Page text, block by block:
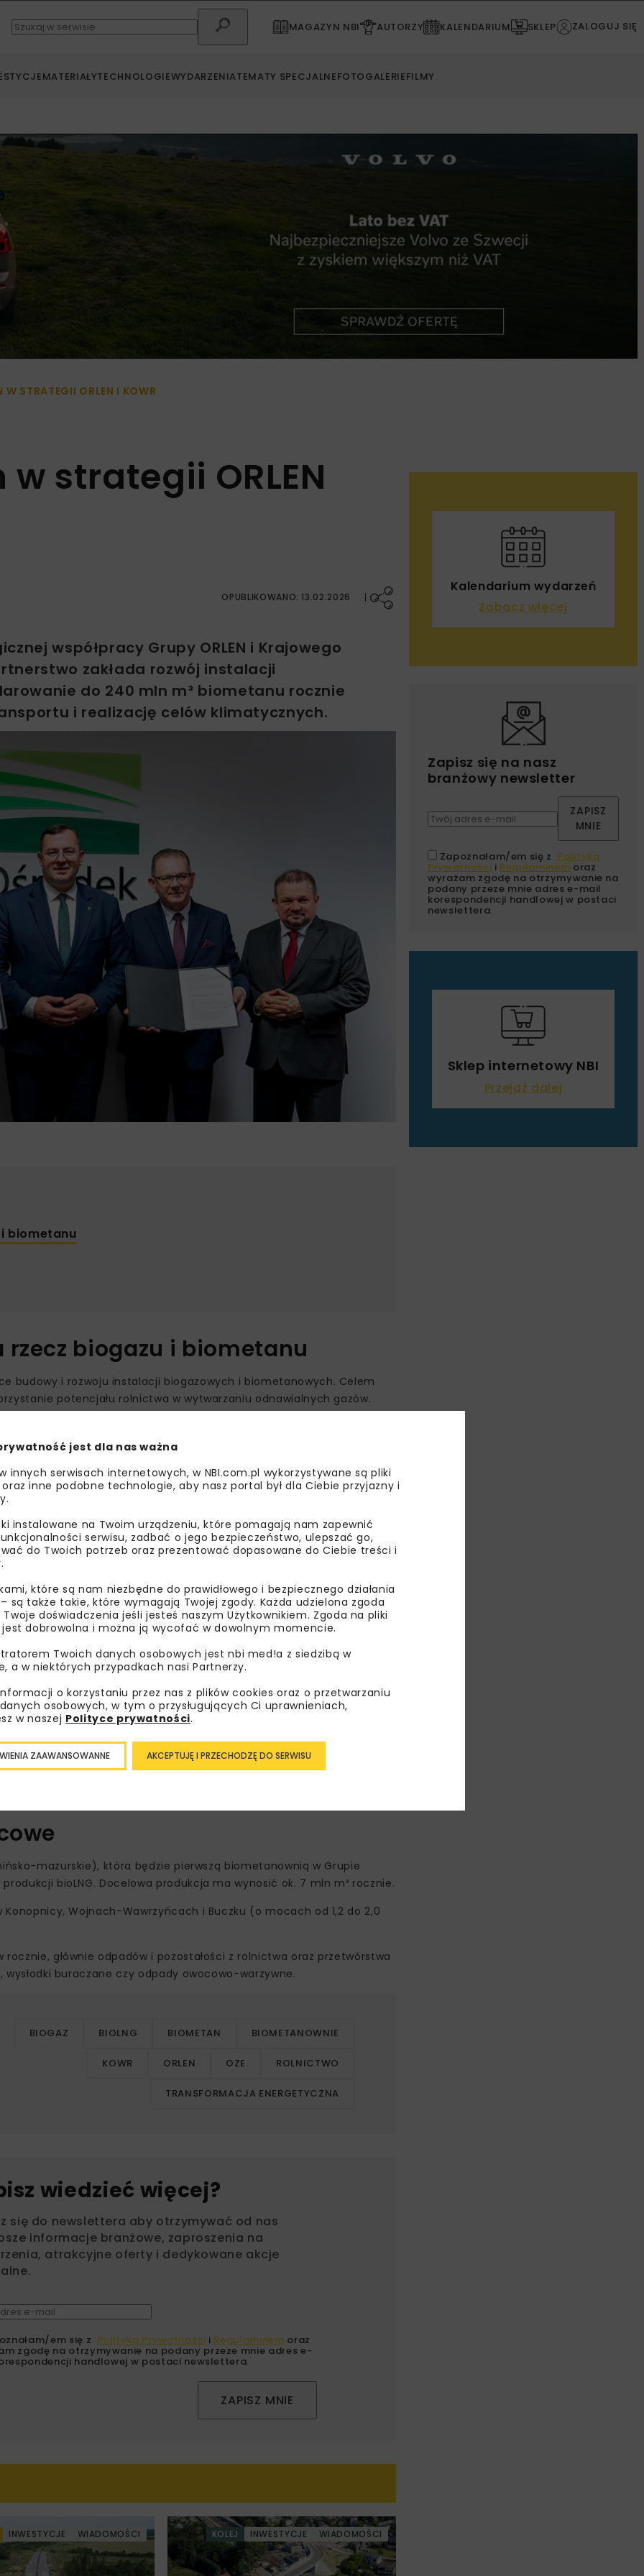
MAGAZYN NBI AUTORZY KALENDARIUM SKLEP ZALOGUJ SIĘ
MATERIAŁYTECHNOLOGIEWYDARZENIATEMATY SPECJALNEFOTOGALERIEFILMY
STRATEGII ORLEN I KOWR
strategii ORLEN
OPUBLIKOWANO: 13.02.2026
współpracy Grupy ORLEN i Krajowego
zakłada rozwój instalacji
do 240 mln m³ biometanu rocznie
i realizację celów klimatycznych.
biometanu
biogazu i biometanu
budowy i rozwoju instalacji biogazowych i biometanowych. Celem
potencjału rolnictwa w wytwarzaniu odnawialnych gazów.
doświadczeń oraz wykorzystanie nieruchomości z Zasobu
wspierać rozwój rynku biogazu i biometanu oraz realizację
węgla i zanieczyszczeń. Paliwo to może być wtłaczane do sieci
w transporcie ciężkim. Może również służyć do produkcji biowodoru.
m³ biometanu rocznie. Kluczowym elementem strategii jest rozwój
mazurskie), która będzie pierwszą biometanownią w Grupie
bioLNG. Docelowa produkcja ma wynosić ok. 7 mln m³ rocznie.
Konopnicy, Wojnach-Wawrzyńcach i Buczku (o mocach od 1,2 do 2,0
głównie odpadów i pozostałości z rolnictwa oraz przetwórstwa
buraczane czy odpady owocowo-warzywne.
BIOGAZ BIOLNG BIOMETAN BIOMETANOWNIE
KOWR ORLEN OZE ROLNICTWO
TRANSFORMACJA ENERGETYCZNA
wiedzieć więcej?
się do newslettera aby otrzymywać od nas
informacje branżowe, zaproszenia na
atrakcyjne oferty i dedykowane akcje
em się z Polityką Prywatności i Regulaminem oraz
zgodę na otrzymywanie na podany przeze mnie adres e-
handlowej w postaci newslettera.
ZAPISZ MNIE
INWESTYCJE WIADOMOŚCI KOLEJ INWESTYCJE WIADOMOŚCI
Kalendarium wydarzeń
Zobacz więcej
Zapisz się na nasz
branżowy newsletter
ZAPISZ
MNIE
Zapoznałam/em się z Polityką
Prywatności i Regulaminem oraz
wyrażam zgodę na otrzymywanie na
podany przeze mnie adres e-mail
korespondencji handlowej w postaci
newslettera.
Sklep internetowy NBI
Przejdź dalej
jest dla nas ważna
innych serwisach internetowych, w NBI.com.pl wykorzystywane są pliki
inne podobne technologie, aby nasz portal był dla Ciebie przyjazny i
instalowane na Twoim urządzeniu, które pomagają nam zapewnić
serwisu, zadbać o jego bezpieczeństwo, ulepszać go,
do Twoich potrzeb oraz prezentować dopasowane do Ciebie treści i
które są nam niezbędne do prawidłowego i bezpiecznego działania
są także takie, które wymagają Twojej zgody. Każda udzielona zgoda
doświadczenia jeśli jesteś naszym Użytkownikiem. Zgoda na pliki
dobrowolna i można ją wycofać w dowolnym momencie.
Twoich danych osobowych jest nbi med!a z siedzibą w
a w niektórych przypadkach nasi Partnerzy.
o korzystaniu przez nas z plików cookies oraz o przetwarzaniu
osobowych, w tym o przysługujących Ci uprawnieniach,
w naszej Polityce prywatności.
AKCEPTUJĘ I PRZECHODZĘ DO SERWISU
ZAAWANSOWANNE